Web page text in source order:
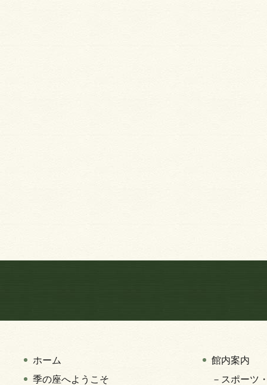
ホーム
季の座へようこそ
館内案内
－スポーツ